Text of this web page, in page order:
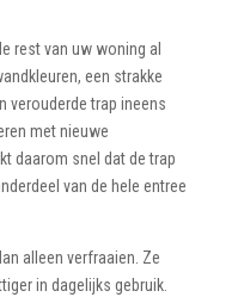
rest van uw woning al
een strakke
verouderde trap ineens
met nieuwe
daarom snel dat de trap
van de hele entree
alleen verfraaien. Ze
in dagelijks gebruik.